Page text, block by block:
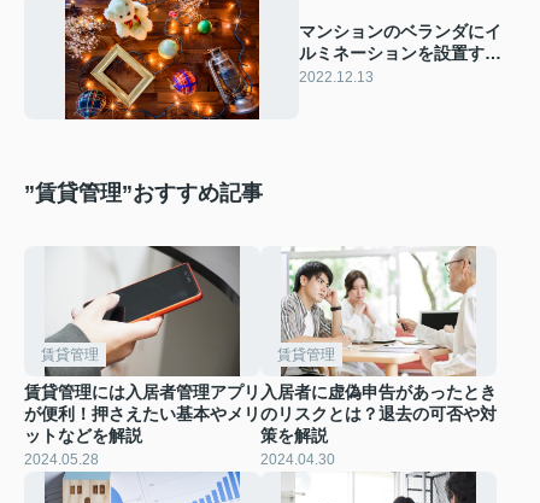
マンションのベランダにイ
ルミネーションを設置する
ための準備と方法を解説！
2022.12.13
”賃貸管理”おすすめ記事
賃貸管理
賃貸管理には入居者管理アプリ
が便利！押さえたい基本やメリ
ットなどを解説
2024.05.28
賃貸管理
入居者に虚偽申告があったとき
のリスクとは？退去の可否や対
策を解説
2024.04.30